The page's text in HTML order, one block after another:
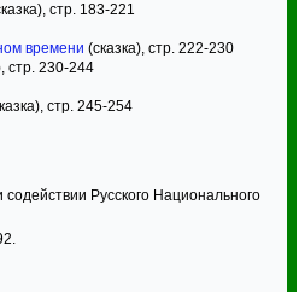
стр. 183-221
времени (сказка), стр. 222-230
стр. 230-244
стр. 245-254
Русского Национального